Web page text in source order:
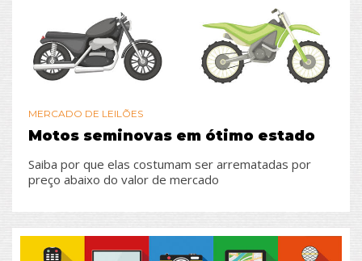
MERCADO DE LEILÕES
Motos seminovas em ótimo estado
Saiba por que elas costumam ser arrematadas por
preço abaixo do valor de mercado